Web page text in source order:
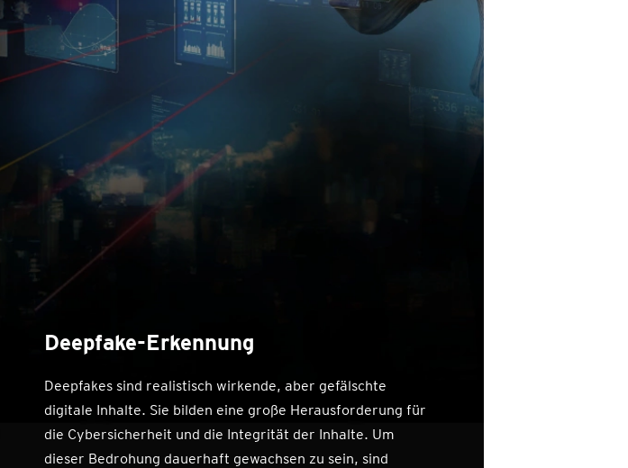
Deepfake-Erkennung
Deepfakes sind realistisch wirkende, aber gefälschte
digitale Inhalte. Sie bilden eine große Herausforderung für
die Cybersicherheit und die Integrität der Inhalte. Um
dieser Bedrohung dauerhaft gewachsen zu sein, sind